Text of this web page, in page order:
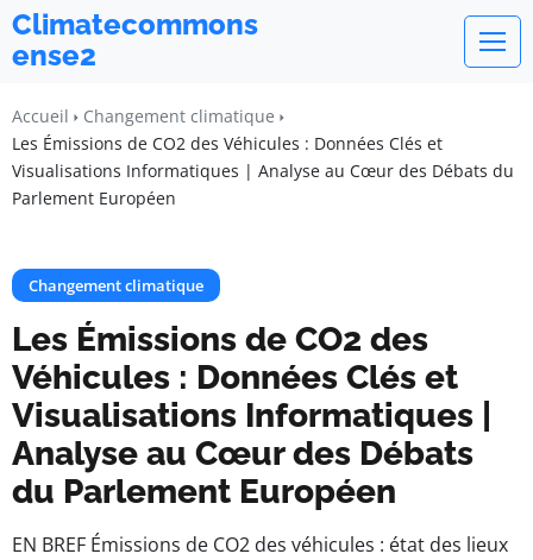
Climatecommons
ense2
Accueil
Changement climatique
Les Émissions de CO2 des Véhicules : Données Clés et
Visualisations Informatiques | Analyse au Cœur des Débats du
Parlement Européen
Changement climatique
Les Émissions de CO2 des
Véhicules : Données Clés et
Visualisations Informatiques |
Analyse au Cœur des Débats
du Parlement Européen
EN BREF Émissions de CO2 des véhicules : état des lieux